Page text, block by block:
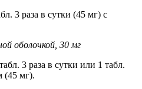
3 раза в сутки (45 мг) с
оболочкой, 30 мг
3 раза в сутки или 1 табл.
(45 мг).